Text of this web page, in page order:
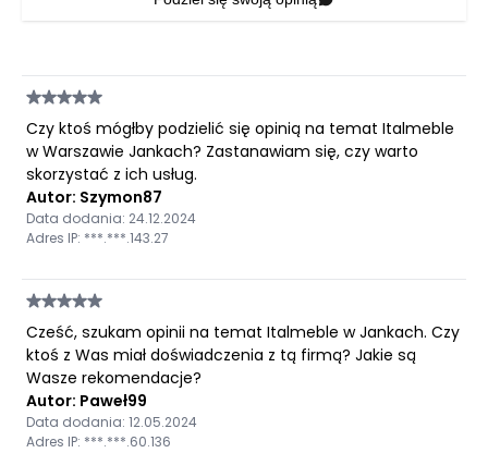
Czy ktoś mógłby podzielić się opinią na temat Italmeble
w Warszawie Jankach? Zastanawiam się, czy warto
skorzystać z ich usług.
Autor: Szymon87
Data dodania: 24.12.2024
Adres IP: ***.***.143.27
Cześć, szukam opinii na temat Italmeble w Jankach. Czy
ktoś z Was miał doświadczenia z tą firmą? Jakie są
Wasze rekomendacje?
Autor: Paweł99
Data dodania: 12.05.2024
Adres IP: ***.***.60.136